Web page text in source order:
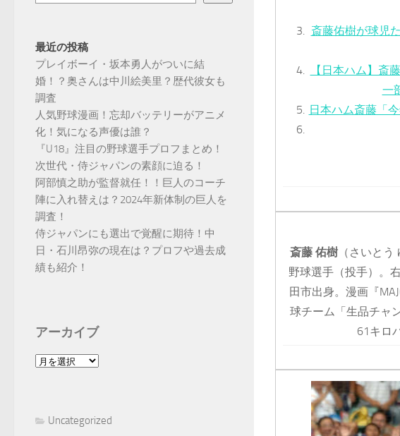
斎藤佑樹が球児
【日本ハム】斎
一
日本ハム斎藤「
斎藤 佑樹（さいとう
野球選手（投手）。
田市出身。漫画『
球チーム「生品チャ
61キロ
最近の投稿
プレイボーイ・坂本勇人がついに結
婚！？奥さんは中川絵美里？歴代彼女も
調査
人気野球漫画！忘却バッテリーがアニメ
化！気になる声優は誰？
『U18』注目の野球選手プロフまとめ！
次世代・侍ジャパンの素顔に迫る！
阿部慎之助が監督就任！！巨人のコーチ
陣に入れ替えは？2024年新体制の巨人を
調査！
侍ジャパンにも選出で覚醒に期待！中
日・石川昂弥の現在は？プロフや過去成
績も紹介！
アーカイブ
ア
ブ
Uncategorized